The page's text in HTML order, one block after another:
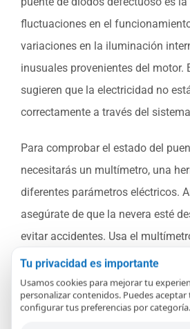
fluctuaciones en el
variaciones en la iluminación
inusuales provenientes del motor.
sugieren que la electricidad no
correctamente a través del
Para comprobar el estado del
necesitarás un multímetro, una
diferentes parámetros eléctricos.
asegúrate de que la nevera esté
evitar accidentes. Usa el
resistencia de cada diodo en el
mostrar baja resistencia en una
resistencia en la otra. Si uno de
Tu privacidad es importante
Usamos cookies para mejorar tu
personalizar contenidos. Puedes aceptar
configurar tus preferencias por categoría.